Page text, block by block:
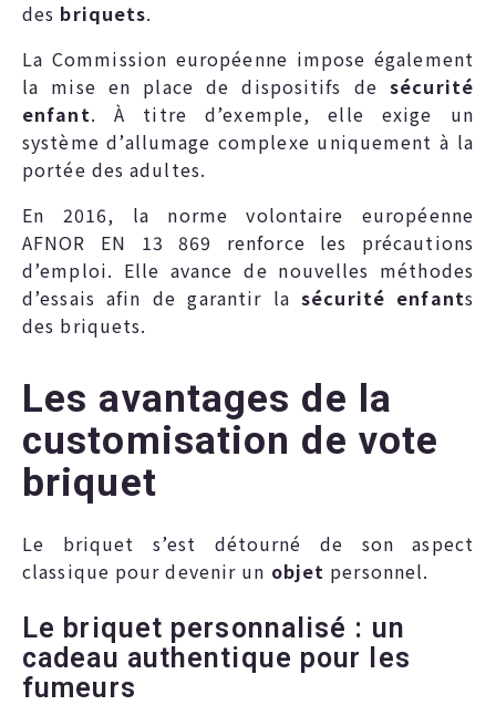
des briquets.
La Commission européenne impose également
la mise en place de dispositifs desécurité
enfant. À titre d’exemple, elle exige un
système d’allumage complexe uniquement à la
portée des adultes.
En 2016, la norme volontaire européenne
AFNOR EN 13 869 renforce les précautions
d’emploi. Elle avance de nouvelles méthodes
d’essais afin de garantir lasécurité enfants
des briquets.
Les avantages de la
customisation de vote
briquet
Le briquet s’est détourné de son aspect
classique pour devenir un objet personnel.
Le briquet personnalisé : un
cadeau authentique pour les
fumeurs